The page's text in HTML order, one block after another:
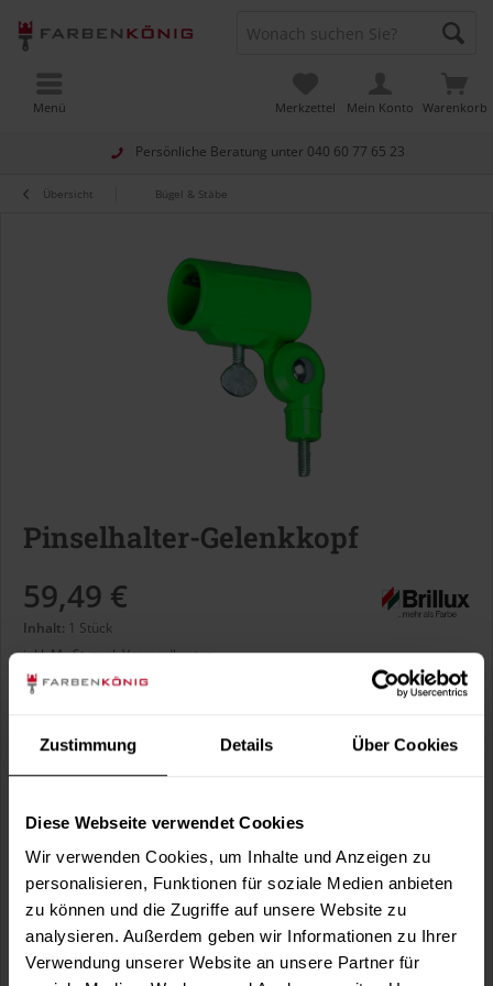
Zustimmung Details Über Cookies
Diese Webseite verwendet Cookies
Wir verwenden Cookies, um Inhalte und Anzeigen zu
personalisieren, Funktionen für soziale Medien anbieten
zu können und die Zugriffe auf unsere Website zu
analysieren. Außerdem geben wir Informationen zu Ihrer
Verwendung unserer Website an unsere Partner für
Persönliche Beratung unter 040 60 77 65 23
Warenkorb
Merkzettel Mein Konto
Menü
Übersicht Bügel & Stäbe
Pinselhalter-Gelenkkopf
59,49 €
Inhalt: 1 Stück
inkl. MwSt.zzgl. Versandkosten
Sofort versandfertig, Lieferzeit ca. 1-3 Arbeitstage
Merken Fragen zum Artikel?
Artikel-Nr.: BX1138
Sie möchten eine größere Menge kaufen